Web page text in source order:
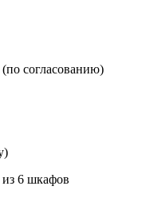
согласованию)
из 6 шкафов